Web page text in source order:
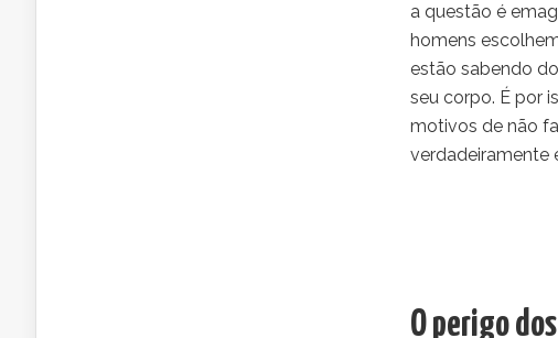
a questão é
homens
estão sabendo
seu corpo. É por
motivos de não
verdadeiramente
O perigo